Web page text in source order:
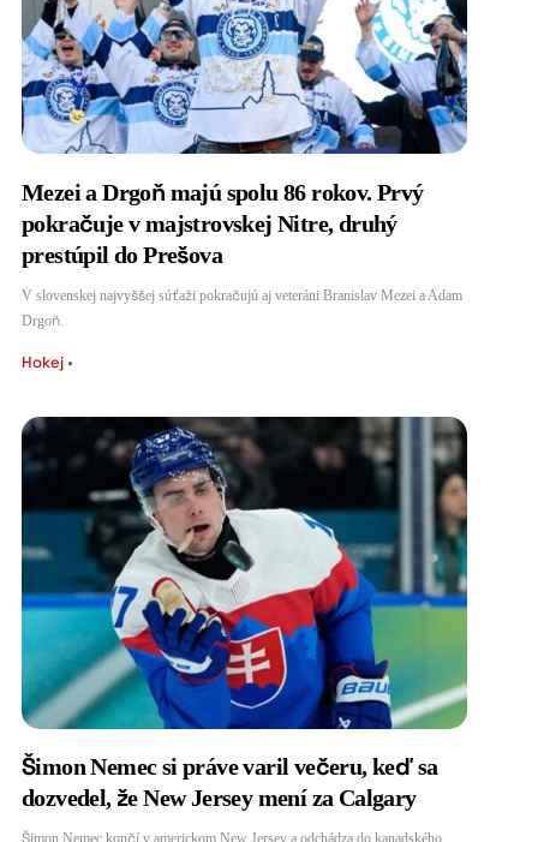
Mezei a Drgoň majú spolu 86 rokov. Prvý
pokračuje v majstrovskej Nitre, druhý
prestúpil do Prešova
V slovenskej najvyššej súťaži pokračujú aj veteráni Branislav Mezei a Adam
Drgoň.
Hokej•
Šimon Nemec si práve varil večeru, keď sa
dozvedel, že New Jersey mení za Calgary